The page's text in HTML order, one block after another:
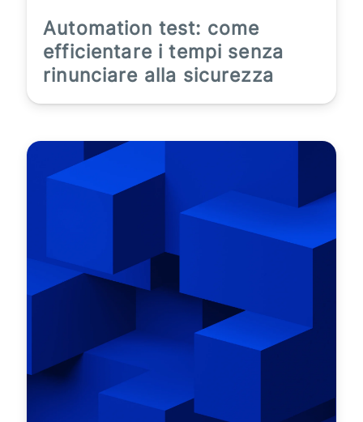
Automation test: come
efficientare i tempi senza
rinunciare alla sicurezza